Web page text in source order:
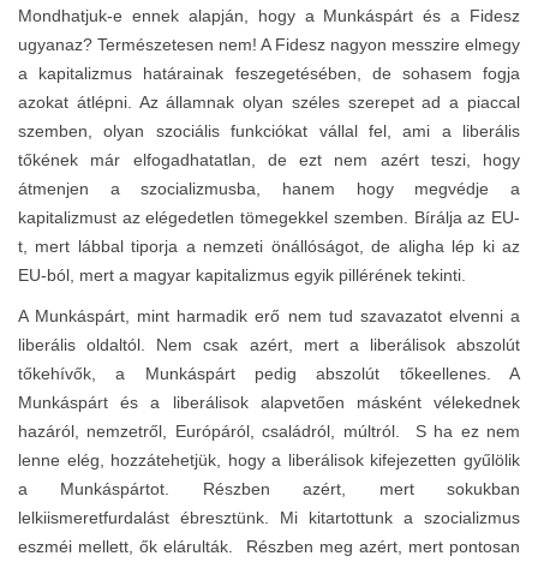
Mondhatjuk-e ennek alapján, hogy a Munkáspárt és a Fidesz
ugyanaz? Természetesen nem! A Fidesz nagyon messzire elmegy
a kapitalizmus határainak feszegetésében, de sohasem fogja
azokat átlépni. Az államnak olyan széles szerepet ad a piaccal
szemben, olyan szociális funkciókat vállal fel, ami a liberális
tőkének már elfogadhatatlan, de ezt nem azért teszi, hogy
átmenjen a szocializmusba, hanem hogy megvédje a
kapitalizmust az elégedetlen tömegekkel szemben. Bírálja az EU-
t, mert lábbal tiporja a nemzeti önállóságot, de aligha lép ki az
EU-ból, mert a magyar kapitalizmus egyik pillérének tekinti.
A Munkáspárt, mint harmadik erő nem tud szavazatot elvenni a
liberális oldaltól. Nem csak azért, mert a liberálisok abszolút
tőkehívők, a Munkáspárt pedig abszolút tőkeellenes. A
Munkáspárt és a liberálisok alapvetően másként vélekednek
hazáról, nemzetről, Európáról, családról, múltról. S ha ez nem
lenne elég, hozzátehetjük, hogy a liberálisok kifejezetten gyűlölik
a Munkáspártot. Részben azért, mert sokukban
lelkiismeretfurdalást ébresztünk. Mi kitartottunk a szocializmus
eszméi mellett, ők elárulták. Részben meg azért, mert pontosan